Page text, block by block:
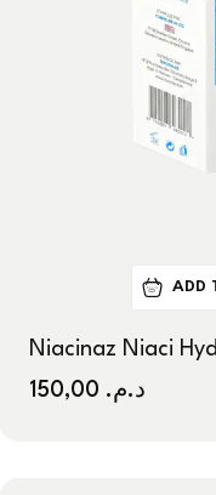
ADD
Niacinaz Niaci
د.م.